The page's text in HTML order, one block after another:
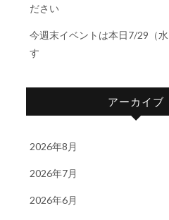
ださい
今週末イベントは本日7/29（
す
アーカイブ
2026年8月
2026年7月
2026年6月